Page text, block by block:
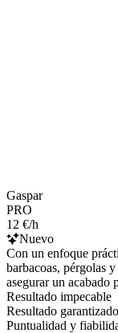
Gaspar
PRO
12 €/h
Nuevo
Con un enfoque
barbacoas, pérgolas
asegurar un acabado
Resultado impecable
Resultado garantizado
Puntualidad y